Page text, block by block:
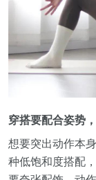
穿搭要配合姿势
想要突出动作本
种低饱和度搭配